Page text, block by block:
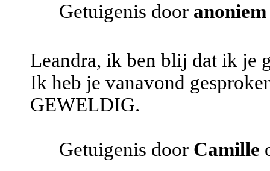
Getuigenis door anoniem
Leandra, ik ben blij dat ik je
Ik heb je vanavond
GEWELDIG.
Getuigenis door Camille